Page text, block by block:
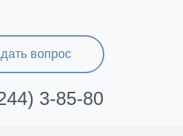
вопрос
3-85-80